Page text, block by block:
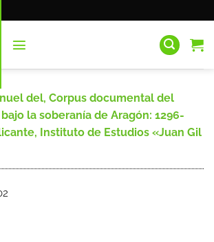
del, Corpus documental del
la soberanía de Aragón: 1296-
Instituto de Estudios «Juan Gil